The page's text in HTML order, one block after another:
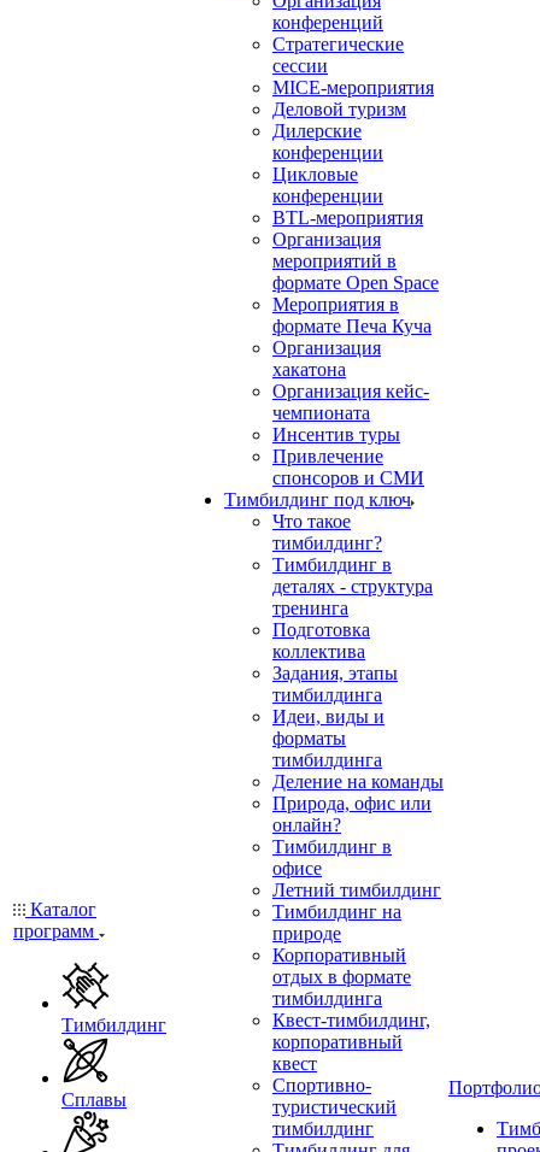
Каталог
программ
Тимбилдинг
Сплавы
конференций
Стратегические
сессии
MICE-мероприятия
Деловой туризм
Дилерские
конференции
Цикловые
конференции
BTL-мероприятия
Организация
мероприятий в
формате Open Space
Мероприятия в
формате Печа Куча
Организация
хакатона
Организация кейс-
чемпионата
Инсентив туры
Привлечение
спонсоров и СМИ
Тимбилдинг под ключ
Что такое
тимбилдинг?
Тимбилдинг в
деталях - структура
тренинга
Подготовка
коллектива
Задания, этапы
тимбилдинга
Идеи, виды и
форматы
тимбилдинга
Деление на команды
Природа, офис или
онлайн?
Тимбилдинг в
офисе
Летний тимбилдинг
Тимбилдинг на
природе
Корпоративный
отдых в формате
тимбилдинга
Квест-тимбилдинг,
корпоративный
квест
Спортивно-
туристический
тимбилдинг